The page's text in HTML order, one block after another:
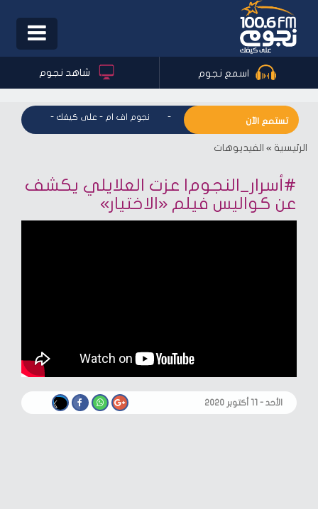
Toggle
اسمع نجوم شاهد نجوم
تستمع الآن - نجوم اف ام - على كيفك -نجوم اف ام - على كيفك نجوم
الرئيسية » الفيديوهات
#أسرار_النجوم| عزت العلايلي يكشف
عن كواليس فيلم «الاختيار»
الأحد - ١١ أكتوبر ٢٠٢٠